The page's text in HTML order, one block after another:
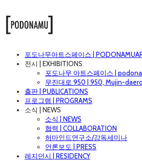
포도나무아트스페이스 |
전시 | EXHIBITIONS
포도나무 아트스페이스 |
무진대로 950 | 950, Mujin-daero
출판 | PUBLICATIONS
프로그램 | PROGRAMS
소식 | NEWS
소식 | NEWS
협력 | COLLABORATION
허마인드연구소/강독세미나
언론보도 | PRESS
레지던시 | RESIDENCY